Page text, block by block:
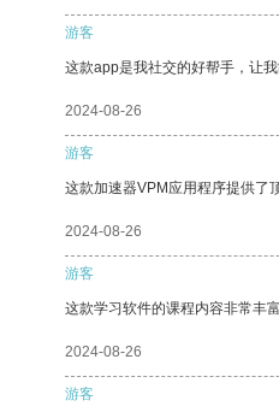
游客
这款app是我社交的好帮手，让
2024-08-26
游客
这款加速器VPM应用程序提供了
2024-08-26
游客
这款学习软件的课程内容非常丰
2024-08-26
游客